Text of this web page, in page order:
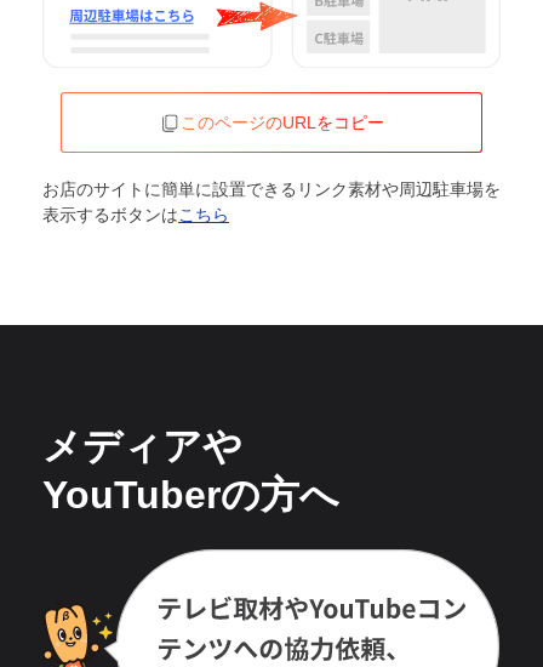
このページのURLをコピー
お店のサイトに簡単に設置できるリンク素材や周辺駐車場を
表示するボタンはこちら
メディアや
YouTuberの方へ